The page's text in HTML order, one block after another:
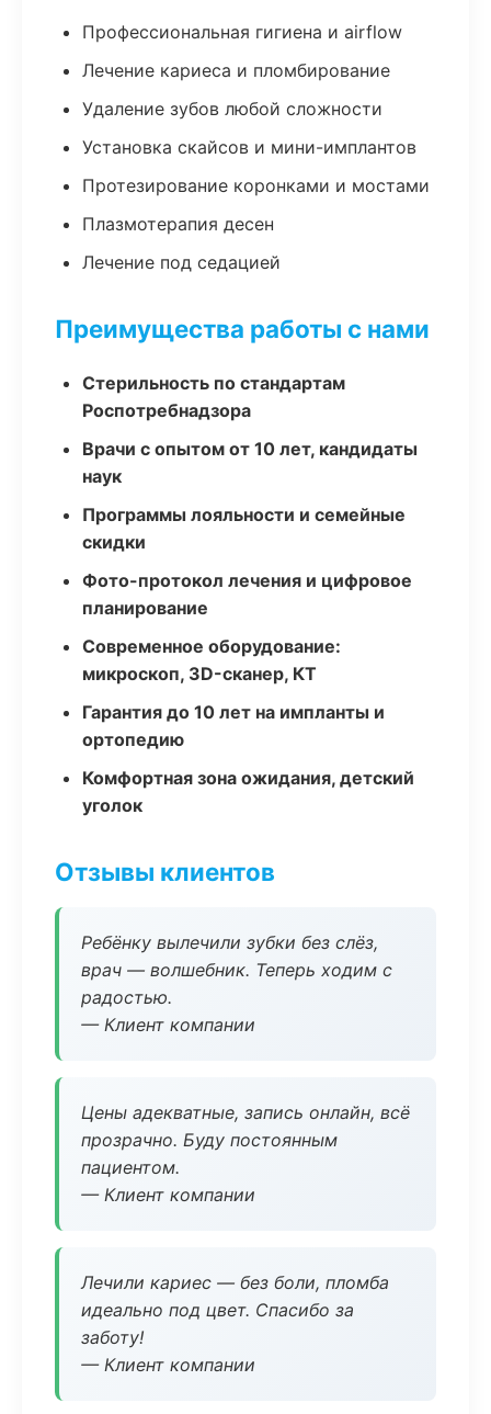
Профессиональная гигиена и airflow
Лечение кариеса и пломбирование
Удаление зубов любой сложности
Установка скайсов и мини-имплантов
Протезирование коронками и мостами
Плазмотерапия десен
Лечение под седацией
Преимущества работы с нами
Стерильность по стандартам
Роспотребнадзора
Врачи с опытом от 10 лет, кандидаты
наук
Программы лояльности и семейные
скидки
Фото-протокол лечения и цифровое
планирование
Современное оборудование:
микроскоп, 3D-сканер, КТ
Гарантия до 10 лет на импланты и
ортопедию
Комфортная зона ожидания, детский
уголок
Отзывы клиентов
Ребёнку вылечили зубки без слёз,
врач — волшебник. Теперь ходим с
радостью.
— Клиент компании
Цены адекватные, запись онлайн, всё
прозрачно. Буду постоянным
пациентом.
— Клиент компании
Лечили кариес — без боли, пломба
идеально под цвет. Спасибо за
заботу!
— Клиент компании